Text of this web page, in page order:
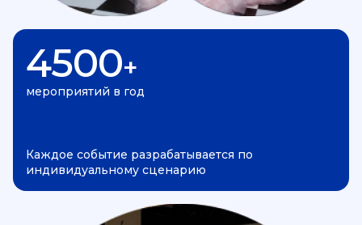
4500+
мероприятий в год
Каждое событие разрабатывается по
индивидуальному сценарию